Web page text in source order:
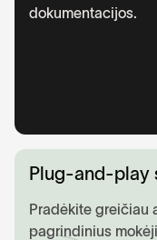
dokumentacijos.
Plug-and-play
Pradėkite greičiau
pagrindinius